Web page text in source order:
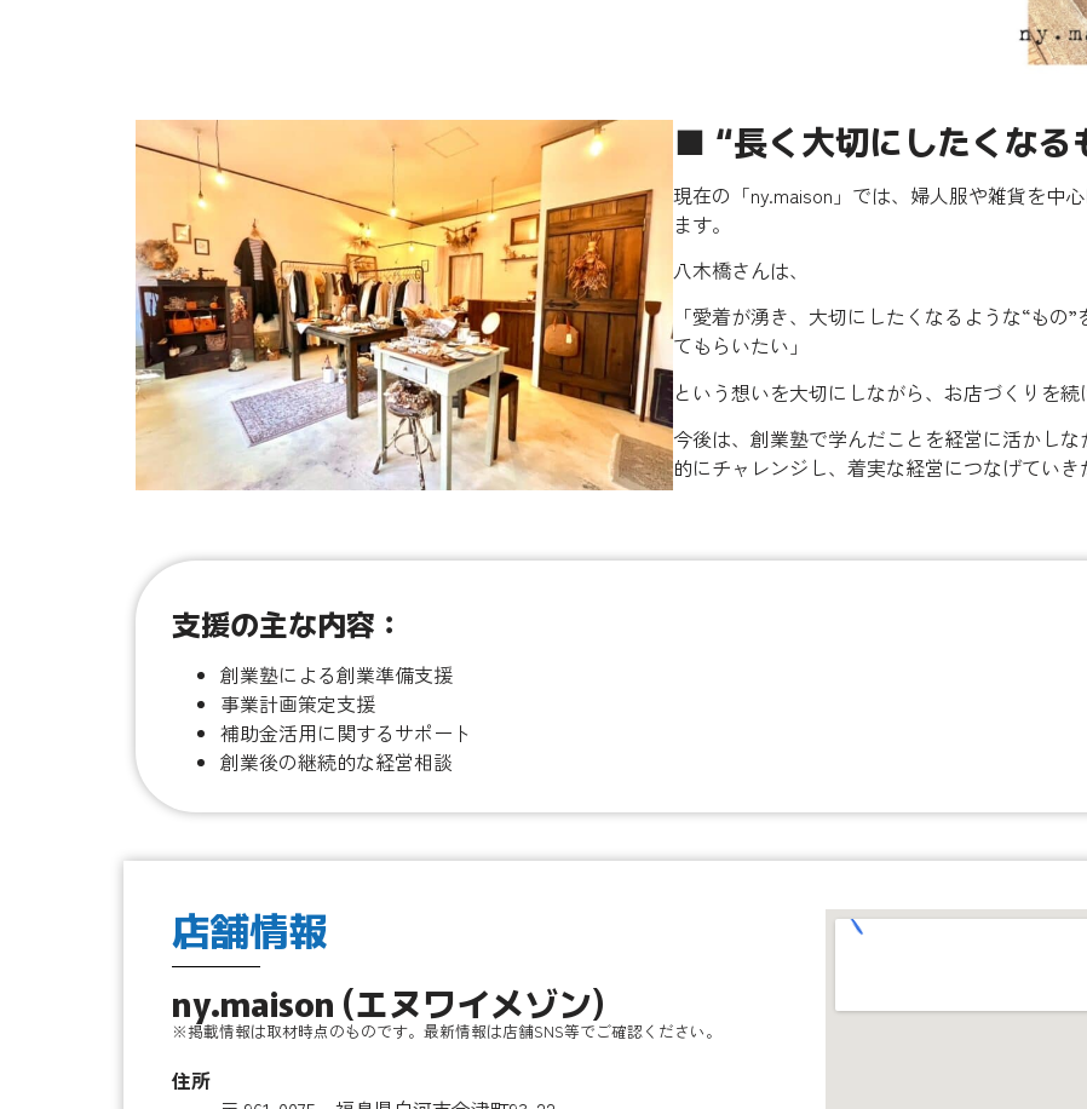
■ “長く大切にしたくなる
現在の「ny.maison」では、婦人服や雑貨を中
ます。
八木橋さんは、
「愛着が湧き、大切にしたくなるような“も
てもらいたい」
という想いを大切にしながら、お店づくりを続
今後は、創業塾で学んだことを経営に活かし
的にチャレンジし、着実な経営につなげていき
支援の主な内容：
創業塾による創業準備支援
事業計画策定支援
補助金活用に関するサポート
創業後の継続的な経営相談
店舗情報
ny.maison (エヌワイメゾン)
※掲載情報は取材時点のものです。最新情報は店舗SNS等でご確認ください。
住所